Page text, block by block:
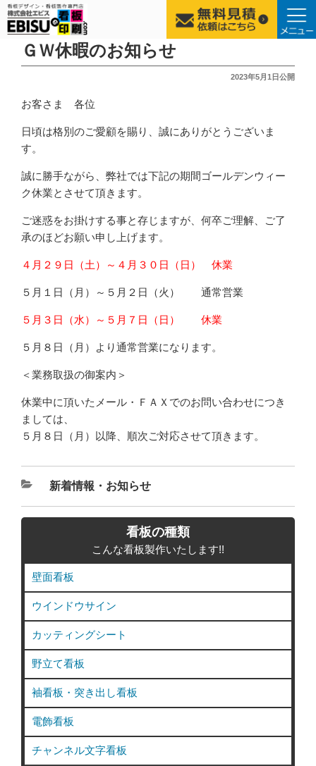
ＧＷ休暇のお知らせ
投
2023年5月1日公開
お客さま 各位
日頃は格別のご愛顧を賜り、誠にありがとうございま
す。
誠に勝手ながら、弊社では下記の期間ゴールデンウィー
ク休業とさせて頂きます。
ご迷惑をお掛けする事と存じますが、何卒ご理解、ご了
承のほどお願い申し上げます。
４月２９日（土）～４月３０日（日） 休業
５月１日（月）～５月２日（火） 通常営業
５月３日（水）～５月７日（日） 休業
５月８日（月）より通常営業になります。
＜業務取扱の御案内＞
休業中に頂いたメール・ＦＡＸでのお問い合わせにつき
ましては、
５月８日（月）以降、順次ご対応させて頂きます。
カ
テ
新着情報・お知らせ
看板の種類
こんな看板製作いたします!!
壁面看板
ウインドウサイン
カッティングシート
野立て看板
袖看板・突き出し看板
電飾看板
チャンネル文字看板